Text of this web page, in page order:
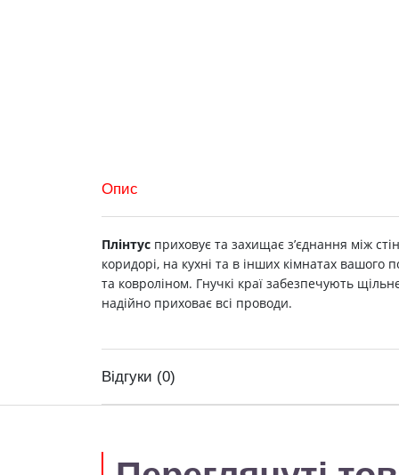
Опис
Плінтус приховує та захищає з’єднання між
коридорі, на кухні та в інших кімнатах
та ковроліном. Гнучкі краї забезпечують
надійно приховає всі проводи.
Відгуки (0)